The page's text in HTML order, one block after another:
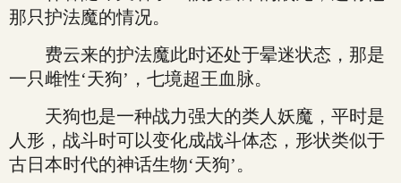
那只护法魔的情况。
费云来的护法魔此时还处于晕迷状态，那是
一只雌性‘天狗’，七境超王血脉。
天狗也是一种战力强大的类人妖魔，平时是
人形，战斗时可以变化成战斗体态，形状类似于
古日本时代的神话生物‘天狗’。